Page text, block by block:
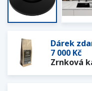
Dárek
7 000 Kč
Zrnková